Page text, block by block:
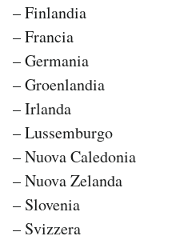
– Finlandia
– Francia
– Germania
– Groenlandia
– Irlanda
– Lussemburgo
– Nuova Caledonia
– Nuova Zelanda
– Slovenia
– Svizzera